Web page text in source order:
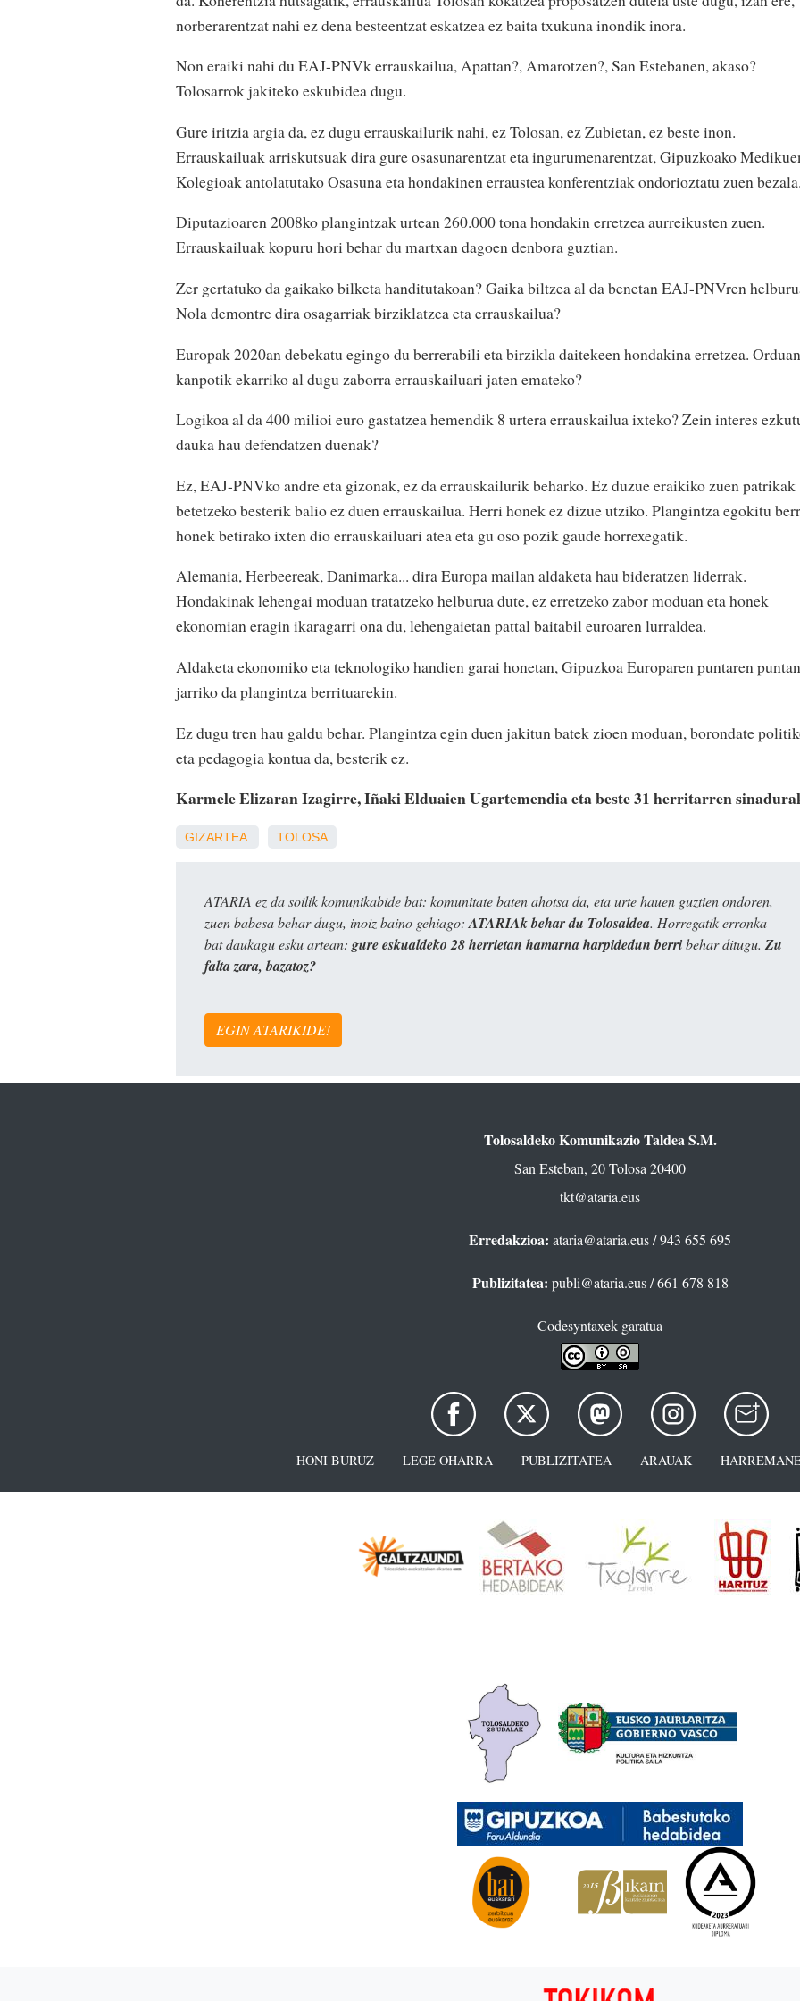
norberarentzat nahi ez dena besteentzat eskatzea ez baita txukuna inondik inora.
Non eraiki nahi du EAJ-PNVk errauskailua, Apattan?, Amarotzen?, San Estebanen, akaso?
Tolosarrok jakiteko eskubidea dugu.
Gure iritzia argia da, ez dugu errauskailurik nahi, ez Tolosan, ez Zubietan, ez beste inon.
Errauskailuak arriskutsuak dira gure osasunarentzat eta ingurumenarentzat, Gipuzkoako
Kolegioak antolatutako Osasuna eta hondakinen erraustea konferentziak ondorioztatu zuen bezala.
Diputazioaren 2008ko plangintzak urtean 260.000 tona hondakin erretzea aurreikusten zuen.
Errauskailuak kopuru hori behar du martxan dagoen denbora guztian.
Zer gertatuko da gaikako bilketa handitutakoan? Gaika biltzea al da benetan EAJ-PNVren
Nola demontre dira osagarriak birziklatzea eta errauskailua?
Europak 2020an debekatu egingo du berrerabili eta birzikla daitekeen hondakina erretzea.
kanpotik ekarriko al dugu zaborra errauskailuari jaten emateko?
Logikoa al da 400 milioi euro gastatzea hemendik 8 urtera errauskailua ixteko? Zein interes
dauka hau defendatzen duenak?
Ez, EAJ-PNVko andre eta gizonak, ez da errauskailurik beharko. Ez duzue eraikiko zuen patrikak
betetzeko besterik balio ez duen errauskailua. Herri honek ez dizue utziko. Plangintza egokitu
honek betirako ixten dio errauskailuari atea eta gu oso pozik gaude horrexegatik.
Alemania, Herbeereak, Danimarka... dira Europa mailan aldaketa hau bideratzen liderrak.
Hondakinak lehengai moduan tratatzeko helburua dute, ez erretzeko zabor moduan eta honek
ekonomian eragin ikaragarri ona du, lehengaietan pattal baitabil euroaren lurraldea.
Aldaketa ekonomiko eta teknologiko handien garai honetan, Gipuzkoa Europaren puntaren puntan
jarriko da plangintza berrituarekin.
Ez dugu tren hau galdu behar. Plangintza egin duen jakitun batek zioen moduan, borondate
eta pedagogia kontua da, besterik ez.
Karmele Elizaran Izagirre, Iñaki Elduaien Ugartemendia eta beste 31 herritarren
GIZARTEA TOLOSA
ATARIA ez da soilik komunikabide bat: komunitate baten ahotsa da, eta urte hauen guztien ondoren,
zuen babesa behar dugu, inoiz baino gehiago: ATARIAk behar du Tolosaldea. Horregatik erronka
bat daukagu esku artean: gure eskualdeko 28 herrietan hamarna harpidedun berribehar ditugu. Zu
falta zara, bazatoz?
EGIN ATARIKIDE!
Tolosaldeko Komunikazio Taldea S.M.
San Esteban, 20 Tolosa 20400
tkt@ataria.eus
Erredakzioa: ataria@ataria.eus/ 943 655 695
Publizitatea: publi@ataria.eus/ 661 678 818
Codesyntaxek garatua
HONI BURUZ LEGE OHARRA PUBLIZITATEA ARAUAK